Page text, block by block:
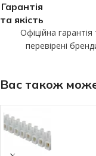
Гарантія
та якість
Офіційна гарантія
перевірені
Вас також